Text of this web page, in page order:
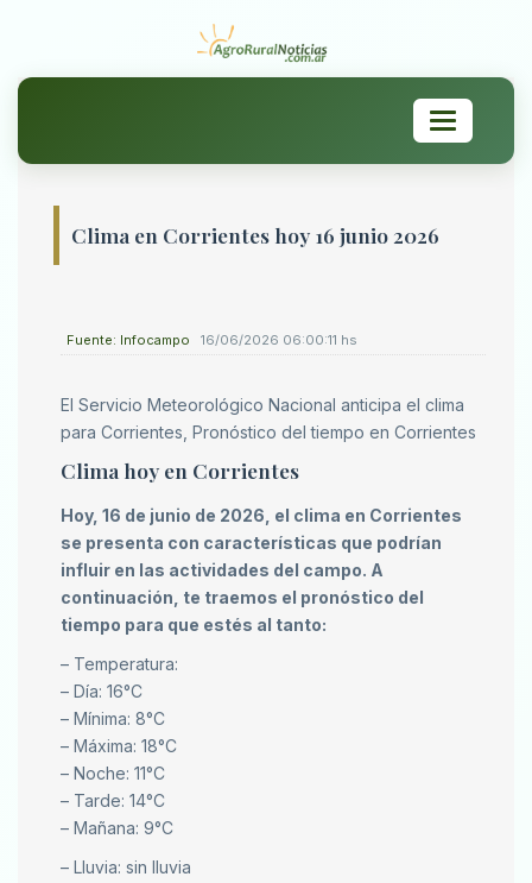
Toggle
navigation
Clima en Corrientes hoy 16 junio 2026
Fuente: Infocampo 16/06/2026 06:00:11 hs
El Servicio Meteorológico Nacional anticipa el clima
para Corrientes, Pronóstico del tiempo en Corrientes
Clima hoy en Corrientes
Hoy, 16 de junio de 2026, el clima en Corrientes
se presenta con características que podrían
influir en las actividades del campo. A
continuación, te traemos el pronóstico del
tiempo para que estés al tanto:
– Temperatura:
– Día: 16°C
– Mínima: 8°C
– Máxima: 18°C
– Noche: 11°C
– Tarde: 14°C
– Mañana: 9°C
– Lluvia: sin lluvia